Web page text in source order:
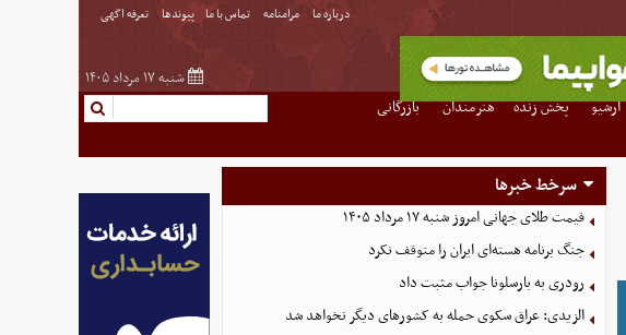
درباره ما مرامنامه تماس با ما پیوندها تعرفه اگهی
شنبه ۱۷ مرداد ۱۴۰۵
آرشیو پخش زنده هنرمندان
بازرگانی
سرخط خبرها
قیمت طلای جهانی امروز شنبه ۱۷ مرداد ۱۴۰۵
جنگ برنامه هسته‌ای ایران را متوقف نکرد
رودری به بارسلونا جواب مثبت داد
الزیدی: عراق سکوی حمله به کشورهای دیگر نخواهد شد